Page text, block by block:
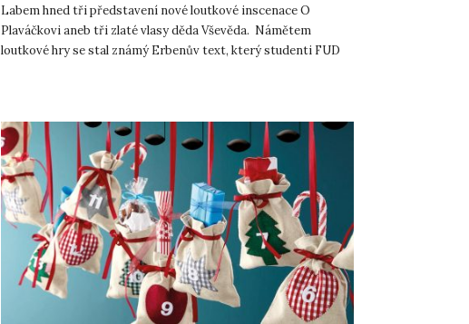
Labem hned tři představení nové loutkové inscenace O
Plaváčkovi aneb tři zlaté vlasy děda Vševěda. Námětem
loutkové hry se stal známý Erbenův text, který studenti FUD